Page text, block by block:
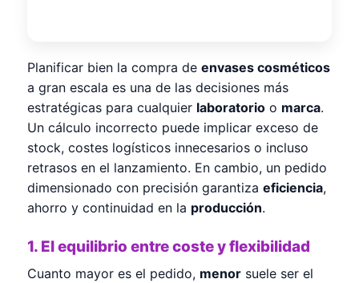
Planificar bien la compra de envases cosméticos
a gran escala es una de las decisiones más
estratégicas para cualquier laboratorio o marca.
Un cálculo incorrecto puede implicar exceso de
stock, costes logísticos innecesarios o incluso
retrasos en el lanzamiento. En cambio, un pedido
dimensionado con precisión garantiza eficiencia,
ahorro y continuidad en la producción.
1. El equilibrio entre coste y flexibilidad
Cuanto mayor es el pedido, menor suele ser el